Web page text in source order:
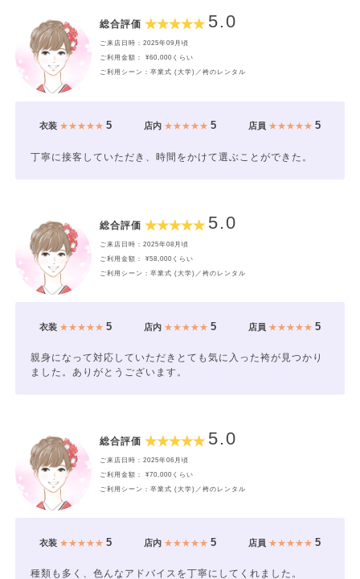
総合評価 5.0
ご来店日時：2025年09月頃
ご利用金額： ¥60,000くらい
ご利用シーン：卒業式 (大学)／袴のレンタル
衣装★★★★★ 5 店内★★★★★ 5 店員 ★★★★★5
丁寧に接客していただき、時間をかけて選ぶことができた。
総合評価 5.0
ご来店日時：2025年08月頃
ご利用金額： ¥58,000くらい
ご利用シーン：卒業式 (大学)／袴のレンタル
衣装★★★★★ 5 店内★★★★★ 5 店員 ★★★★★5
親身になって対応していただきとても気に入った袴が見つかり
ました。ありがとうございます。
総合評価 5.0
ご来店日時：2025年06月頃
ご利用金額： ¥70,000くらい
ご利用シーン：卒業式 (大学)／袴のレンタル
衣装★★★★★ 5 店内★★★★★ 5 店員 ★★★★★5
種類も多く、色んなアドバイスを丁寧にしてくれました。